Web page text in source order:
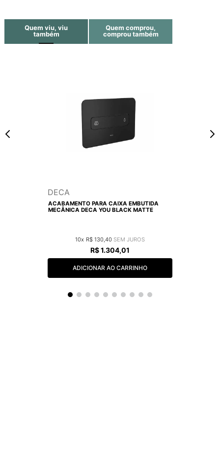
Quem viu, viu
também
Quem comprou,
comprou também
DECA
ACABAMENTO PARA CAIXA EMBUTIDA
MECÂNICA DECA YOU BLACK MATTE
10 R$ 130 40
R$1.304,01
ADICIONAR AO CARRINHO